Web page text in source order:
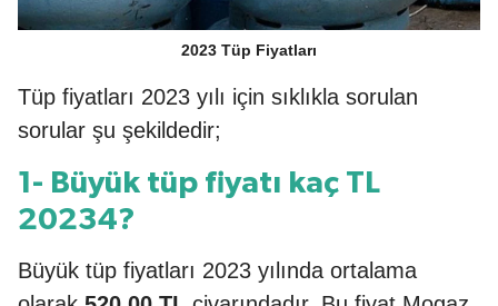
2023 Tüp Fiyatları
Tüp fiyatları 2023 yılı için sıklıkla sorulan
sorular şu şekildedir;
1- Büyük tüp fiyatı kaç TL
20234?
Büyük tüp fiyatları 2023 yılında ortalama